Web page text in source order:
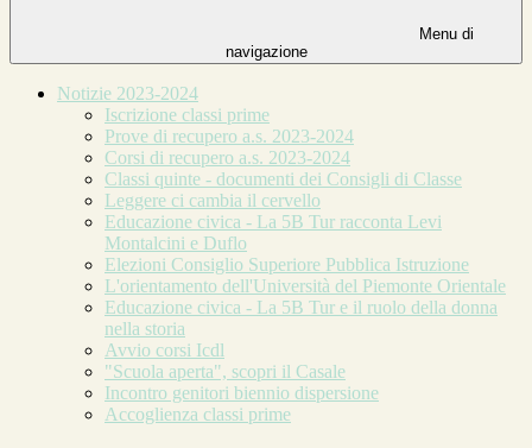
Menu di
navigazione
Notizie 2023-2024
Iscrizione classi prime
Prove di recupero a.s. 2023-2024
Corsi di recupero a.s. 2023-2024
Classi quinte - documenti dei Consigli di Classe
Leggere ci cambia il cervello
Educazione civica - La 5B Tur racconta Levi
Montalcini e Duflo
Elezioni Consiglio Superiore Pubblica Istruzione
L'orientamento dell'Università del Piemonte Orientale
Educazione civica - La 5B Tur e il ruolo della donna
nella storia
Avvio corsi Icdl
"Scuola aperta", scopri il Casale
Incontro genitori biennio dispersione
Accoglienza classi prime